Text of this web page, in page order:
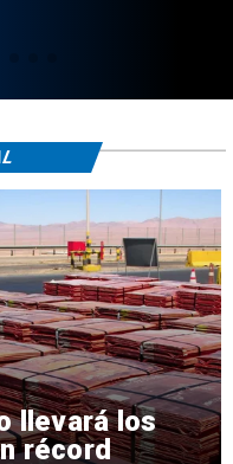
llevará los
récord